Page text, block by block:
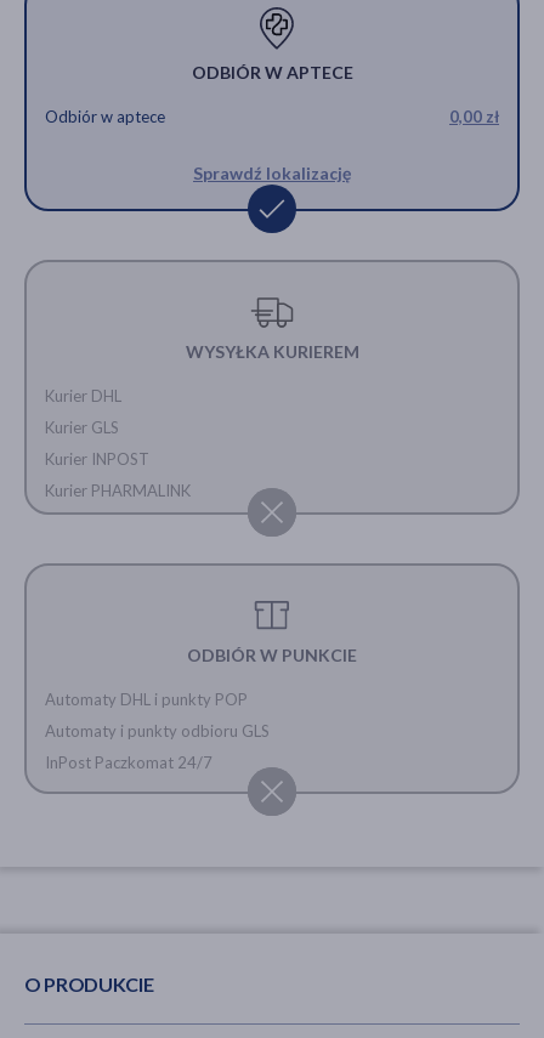
ODBIÓR W APTECE
Odbiór w aptece 0,00 zł
Sprawdź lokalizację
WYSYŁKA KURIEREM
Kurier DHL
Kurier GLS
Kurier INPOST
Kurier PHARMALINK
ODBIÓR W PUNKCIE
Automaty DHL i punkty POP
Automaty i punkty odbioru GLS
InPost Paczkomat 24/7
O PRODUKCIE